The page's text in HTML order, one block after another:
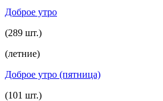
Доброе утро
(289 шт.)
(летние)
Доброе утро (пятница)
(101 шт.)